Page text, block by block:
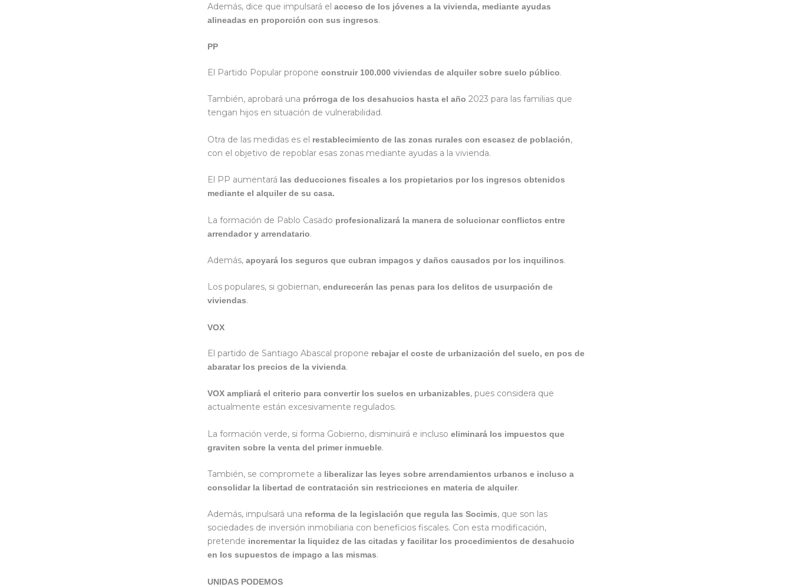
Además, dice que impulsará el acceso de los jóvenes a la vivienda, mediante ayudas
alineadas en proporción con sus ingresos.
PP
El Partido Popular propone construir 100.000 viviendas de alquiler sobre suelo público.
También, aprobará una prórroga de los desahucios hasta el año 2023 para las familias que
tengan hijos en situación de vulnerabilidad.
Otra de las medidas es el restablecimiento de las zonas rurales con escasez de población,
con el objetivo de repoblar esas zonas mediante ayudas a la vivienda.
El PP aumentará las deducciones fiscales a los propietarios por los ingresos obtenidos
mediante el alquiler de su casa.
La formación de Pablo Casado profesionalizará la manera de solucionar conflictos entre
arrendador y arrendatario.
Además, apoyará los seguros que cubran impagos y daños causados por los inquilinos.
Los populares, si gobiernan, endurecerán las penas para los delitos de usurpación de
viviendas.
VOX
El partido de Santiago Abascal propone rebajar el coste de urbanización del suelo, en pos de
abaratar los precios de la vivienda.
VOX ampliará el criterio para convertir los suelos en urbanizables, pues considera que
actualmente están excesivamente regulados.
La formación verde, si forma Gobierno, disminuirá e incluso eliminará los impuestos que
graviten sobre la venta del primer inmueble.
También, se compromete a liberalizar las leyes sobre arrendamientos urbanos e incluso a
consolidar la libertad de contratación sin restricciones en materia de alquiler.
Además, impulsará una reforma de la legislación que regula las Socimis, que son las
sociedades de inversión inmobiliaria con beneficios fiscales. Con esta modificación,
pretende incrementar la liquidez de las citadas y facilitar los procedimientos de desahucio
en los supuestos de impago a las mismas.
UNIDAS PODEMOS